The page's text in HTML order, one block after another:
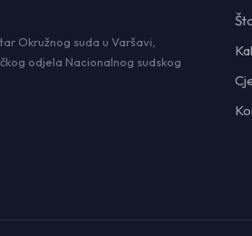
Okružnog suda u Varšavi,
odjela Nacionalnog sudskog